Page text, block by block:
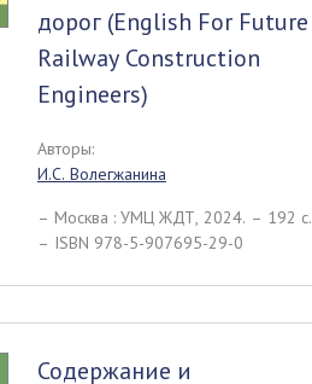
дорог (English For Future
Railway Construction
Engineers)
Авторы:
И.С. Волегжанина
– Москва : УМЦ ЖДТ, 2024. – 192 c.
– ISBN 978-5-907695-29-0
Содержание и